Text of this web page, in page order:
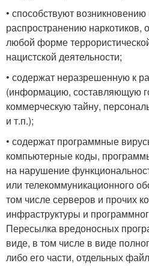
• способствуют возникновению
распространению наркотиков,
любой форме
нацистской деятельности;
• содержат неразрешенную к
(информацию, составляющую
коммерческую тайну,
и т.п.);
• содержат программные
компьютерные коды,
на нарушение
или телекоммуникационного
том числе серверов и прочих
инфраструктуры и
Пересылка вредоносных
виде, в том числе в виде
либо его части, отдельных